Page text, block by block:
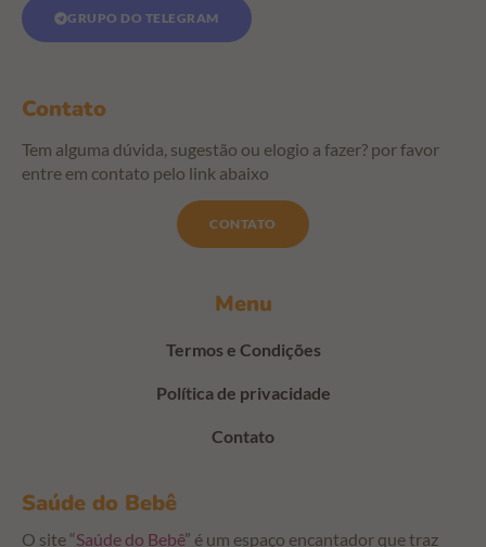
Saúde do Bebê
O site “Saúde do Bebê” é um espaço encantador que traz
Menu
Termos e Condições
Política de privacidade
Contato
GRUPO DO TELEGRAM
Contato
Tem alguma dúvida, sugestão ou elogio a fazer? por favor
entre em contato pelo link abaixo
CONTATO